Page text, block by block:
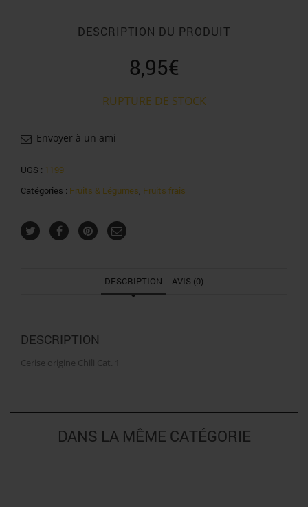
DESCRIPTION DU PRODUIT
8,95€
RUPTURE DE STOCK
Envoyer à un ami
UGS : 1199
Catégories : Fruits & Légumes, Fruits frais
DESCRIPTION AVIS (0)
DESCRIPTION
Cerise origine Chili Cat. 1
DANS LA MÊME CATÉGORIE